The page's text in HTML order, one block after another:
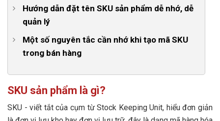
3. Cải thiện tốc độ bán hàng và thanh toán
4. Hỗ trợ bán hàng đa kênh hiệu quả
Hướng dẫn đặt tên SKU sản phẩm dễ nhớ, dễ
quản lý
Bước 1: Thiết lập định dạng tiêu chuẩn cho mã SKU
Bước 2: Xác định thông tin cần thiết để đưa vào SKU
Bước 3: Gán mã SKU duy nhất cho từng sản phẩm
Một số nguyên tắc cần nhớ khi tạo mã SKU
trong bán hàng
2. Lưu ý về cách biểu diễn mã SKU
3. Thống nhất quy tắc đặt tên SKU sản phẩm
SKU sản phẩm là gì?
SKU - viết tắt của cụm từ Stock Keeping Unit, hiểu đơn giản